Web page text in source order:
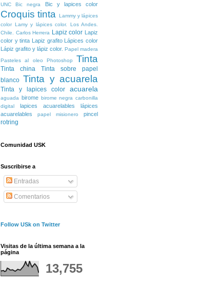
UNC
Bic negra Bic y lapices color
Croquis tinta
Lammy y lápices
color
Lamy y lápices color. Los Andes.
Chile. Carlos Herrera Lapiz color
Lapiz
color y tinta
Lapiz grafito
Lápices color
Lápiz grafito y lápiz color. Papel madera
Pasteles al oleo
Photoshop Tinta
Tinta china
Tinta sobre papel
blanco Tinta y acuarela
Tinta y lapices color acuarela
aguada birome birome negra carbonilla
digital
lapices acuarelables
lápices
acuarelables
papel misionero pincel
rotring
Comunidad USK
Suscribirse a
Entradas
Comentarios
Follow USk on Twitter
Visitas de la última semana a la
página
13,755